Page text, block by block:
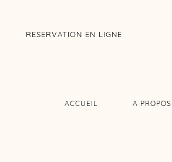
RESERVATION EN LIGNE
ACCUEIL A PROPOS